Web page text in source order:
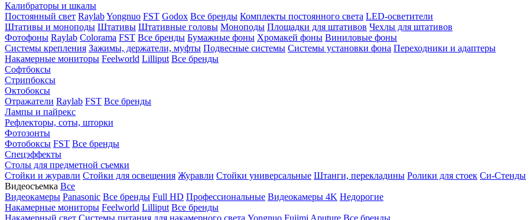
Калибраторы и шкалы
Постоянный свет RaylabYongnuo FST Godox Все бренды Комплекты постоянного света LED-осветители
Штативы и моноподы Штативы Штативные головы Моноподы Площадки для штативов Чехлы для штативов
Фотофоны Raylab Colorama FST Все бренды Бумажные фоны Хромакей фоны Виниловые фоны
Системы крепления Зажимы, держатели, муфты Подвесные системы Системы установки фона Переходники и адаптеры
Накамерные мониторы Feelworld Lilliput Все бренды
Софтбоксы
Стрипбоксы
Октобоксы
Отражатели Raylab FST Все бренды
Лампы и пайрекс
Рефлекторы, соты, шторки
Фотозонты
Фотобоксы FST Все бренды
Спецэффекты
Столы для предметной съемки
Стойки и журавли Стойки для освещения Журавли Стойки универсальные Штанги, перекладины Ролики для стоек Си-Стенды
Видеосъемка Все
Видеокамеры Panasonic Все бренды Full HD Профессиональные Видеокамеры 4K Недорогие
Накамерные мониторы Feelworld Lilliput Все бренды
Накамерный свет Системы питания для накамерного света Yongnuo Fujimi Aputure Все бренды